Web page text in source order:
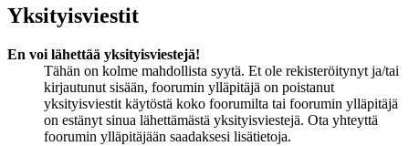
Yksityisviestit
En voi lähettää yksityisviestejä!
Tähän on kolme mahdollista syytä. Et ole rekisteröitynyt ja/tai
kirjautunut sisään, foorumin ylläpitäjä on poistanut
yksityisviestit käytöstä koko foorumilta tai foorumin ylläpitäjä
on estänyt sinua lähettämästä yksityisviestejä. Ota yhteyttä
foorumin ylläpitäjään saadaksesi lisätietoja.